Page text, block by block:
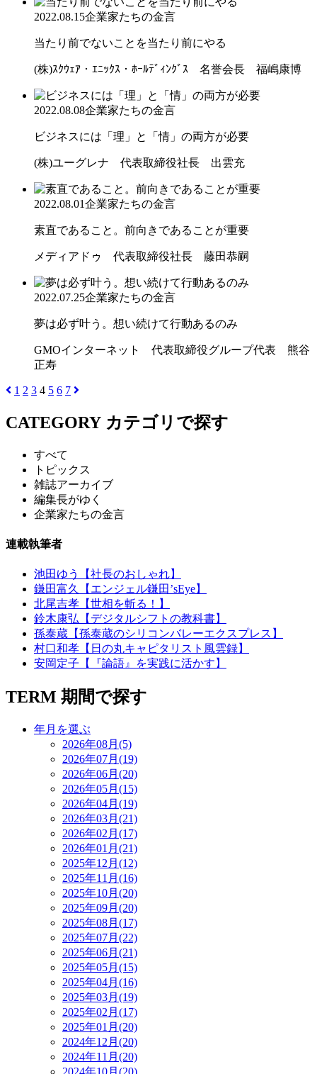
2022.08.15企業家たちの金言
当たり前でないことを当たり前にやる
(株)ｽｸｳｪｱ・ｴﾆｯｸｽ・ﾎｰﾙﾃﾞｨﾝｸﾞｽ 名誉会長 福嶋康博
2022.08.08企業家たちの金言
ビジネスには「理」と「情」の両方が必要
(株)ユーグレナ 代表取締役社長 出雲充
2022.08.01企業家たちの金言
素直であること。前向きであることが重要
メディアドゥ 代表取締役社長 藤田恭嗣
2022.07.25企業家たちの金言
夢は必ず叶う。想い続けて行動あるのみ
GMOインターネット 代表取締役グループ代表 熊谷
正寿
1 2 3 4 5 6 7
CATEGORY カテゴリで探す
すべて
トピックス
雑誌アーカイブ
編集長がゆく
企業家たちの金言
連載執筆者
池田ゆう【社長のおしゃれ】
鎌田富久【エンジェル鎌田’sEye】
北尾吉孝【世相を斬る！】
鈴木康弘【デジタルシフトの教科書】
孫泰蔵【孫泰蔵のシリコンバレーエクスプレス】
村口和孝【日の丸キャピタリスト風雲録】
安岡定子【『論語』を実践に活かす】
TERM 期間で探す
年月を選ぶ
2026年08月(5)
2026年07月(19)
2026年06月(20)
2026年05月(15)
2026年04月(19)
2026年03月(21)
2026年02月(17)
2026年01月(21)
2025年12月(12)
2025年11月(16)
2025年10月(20)
2025年09月(20)
2025年08月(17)
2025年07月(22)
2025年06月(21)
2025年05月(15)
2025年04月(16)
2025年03月(19)
2025年02月(17)
2025年01月(20)
2024年12月(20)
2024年11月(20)
2024年10月(20)